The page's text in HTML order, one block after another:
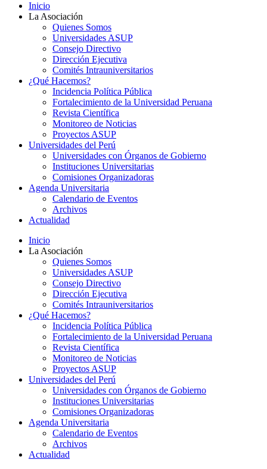
Inicio
La Asociación
Quienes Somos
Universidades ASUP
Consejo Directivo
Dirección Ejecutiva
Comités Intrauniversitarios
¿Qué Hacemos?
Incidencia Política Pública
Fortalecimiento de la Universidad Peruana
Revista Científica
Monitoreo de Noticias
Proyectos ASUP
Universidades del Perú
Universidades con Órganos de Gobierno
Instituciones Universitarias
Comisiones Organizadoras
Agenda Universitaria
Calendario de Eventos
Archivos
Actualidad
Inicio
La Asociación
Quienes Somos
Universidades ASUP
Consejo Directivo
Dirección Ejecutiva
Comités Intrauniversitarios
¿Qué Hacemos?
Incidencia Política Pública
Fortalecimiento de la Universidad Peruana
Revista Científica
Monitoreo de Noticias
Proyectos ASUP
Universidades del Perú
Universidades con Órganos de Gobierno
Instituciones Universitarias
Comisiones Organizadoras
Agenda Universitaria
Calendario de Eventos
Archivos
Actualidad